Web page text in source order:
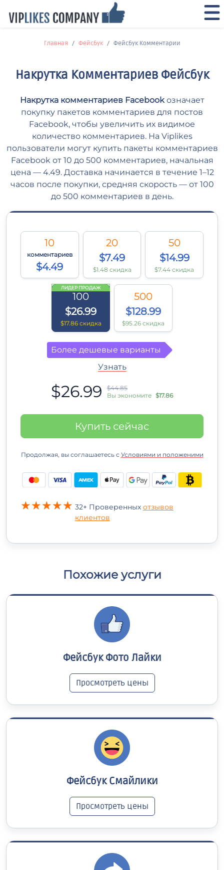
Главная Фейсбук Фейсбук Комментарии
Накрутка Комментариев Фейсбук
Накрутка комментариев Facebookозначает
покупку пакетов комментариев для постов
Facebook, чтобы увеличить их видимое
количество комментариев. На Viplikes
пользователи могут купить пакеты комментариев
Facebook от 10 до 500 комментариев, начальная
цена — 4.49. Доставка начинается в течение 1–12
часов после покупки, средняя скорость — от 100
до 500 комментариев в день.
10
комментариев
$4.49
20
$7.49
$1.48 скидка
50
$14.99
$7.44 скидка
ЛИДЕР ПРОДАЖ
100
$26.99
$17.86 скидка
500
$128.99
$95.26 скидка
Более дешевые варианты
Узнать
$26.99
$44.85
Вы экономите $17.86
Купить сейчас
Продолжая, вы соглашаетесь с Условиями и положеними
32+ Проверенных отзывов
клиентов
Похожие услуги
Фейсбук Фото Лайки
Просмотреть цены
Фейсбук Смайлики
Просмотреть цены